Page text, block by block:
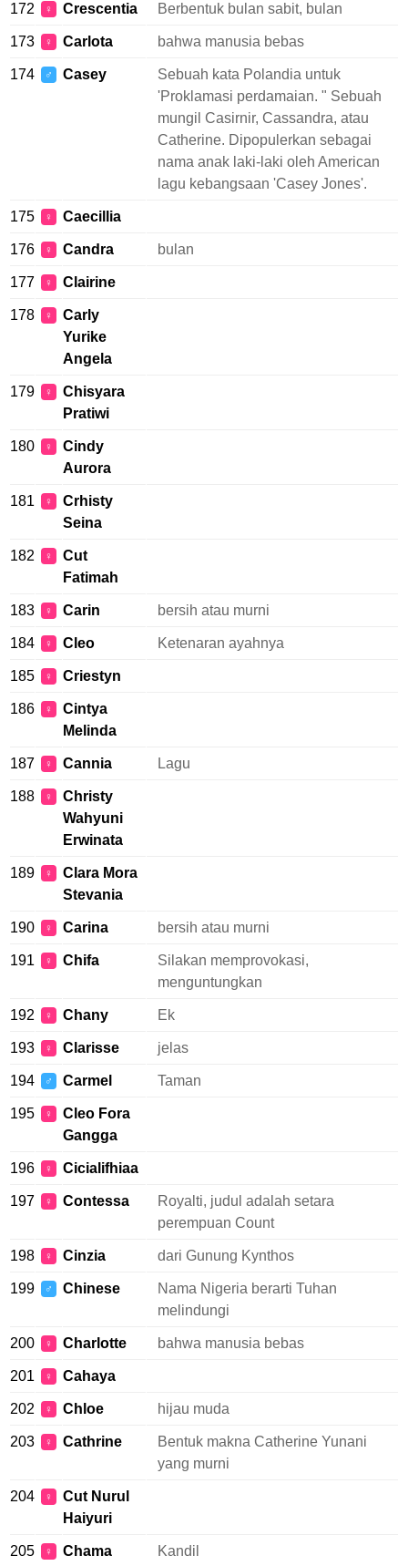
172 ♀ Crescentia Berbentuk bulan sabit, bulan
173 ♀ Carlota bahwa manusia bebas
174 ♂ Casey
Sebuah kata Polandia untuk
'Proklamasi perdamaian. " Sebuah
mungil Casirnir, Cassandra, atau
Catherine. Dipopulerkan sebagai
nama anak laki-laki oleh American
lagu kebangsaan 'Casey Jones'.
175 ♀ Caecillia
176 ♀ Candra bulan
177 ♀ Clairine
178 ♀
Carly
Yurike
Angela
179 ♀
Chisyara
Pratiwi
180 ♀
Cindy
Aurora
181 ♀
Crhisty
Seina
182 ♀
Cut
Fatimah
183 ♀ Carin bersih atau murni
184 ♀ Cleo Ketenaran ayahnya
185 ♀ Criestyn
186 ♀
Cintya
Melinda
187 ♀ Cannia Lagu
188 ♀
Christy
Wahyuni
Erwinata
189 ♀
Clara Mora
Stevania
190 ♀ Carina bersih atau murni
191 ♀ Chifa
Silakan memprovokasi,
menguntungkan
192 ♀ Chany Ek
193 ♀ Clarisse jelas
194 ♂ Carmel Taman
195 ♀
Cleo Fora
Gangga
196 ♀ Cicialifhiaa
197 ♀ Contessa
Royalti, judul adalah setara
perempuan Count
198 ♀ Cinzia dari Gunung Kynthos
199 ♂ Chinese
Nama Nigeria berarti Tuhan
melindungi
200 ♀ Charlotte bahwa manusia bebas
201 ♀ Cahaya
202 ♀ Chloe hijau muda
203 ♀ Cathrine
Bentuk makna Catherine Yunani
yang murni
204 ♀
Cut Nurul
Haiyuri
205 ♀ Chama Kandil